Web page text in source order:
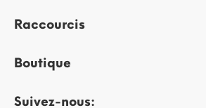
Raccourcis
Boutique
Suivez-nous: